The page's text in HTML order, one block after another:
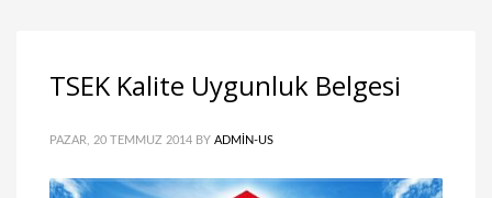
TSEK Kalite Uygunluk Belgesi
PAZAR, 20 TEMMUZ 2014 BY ADMIN-US